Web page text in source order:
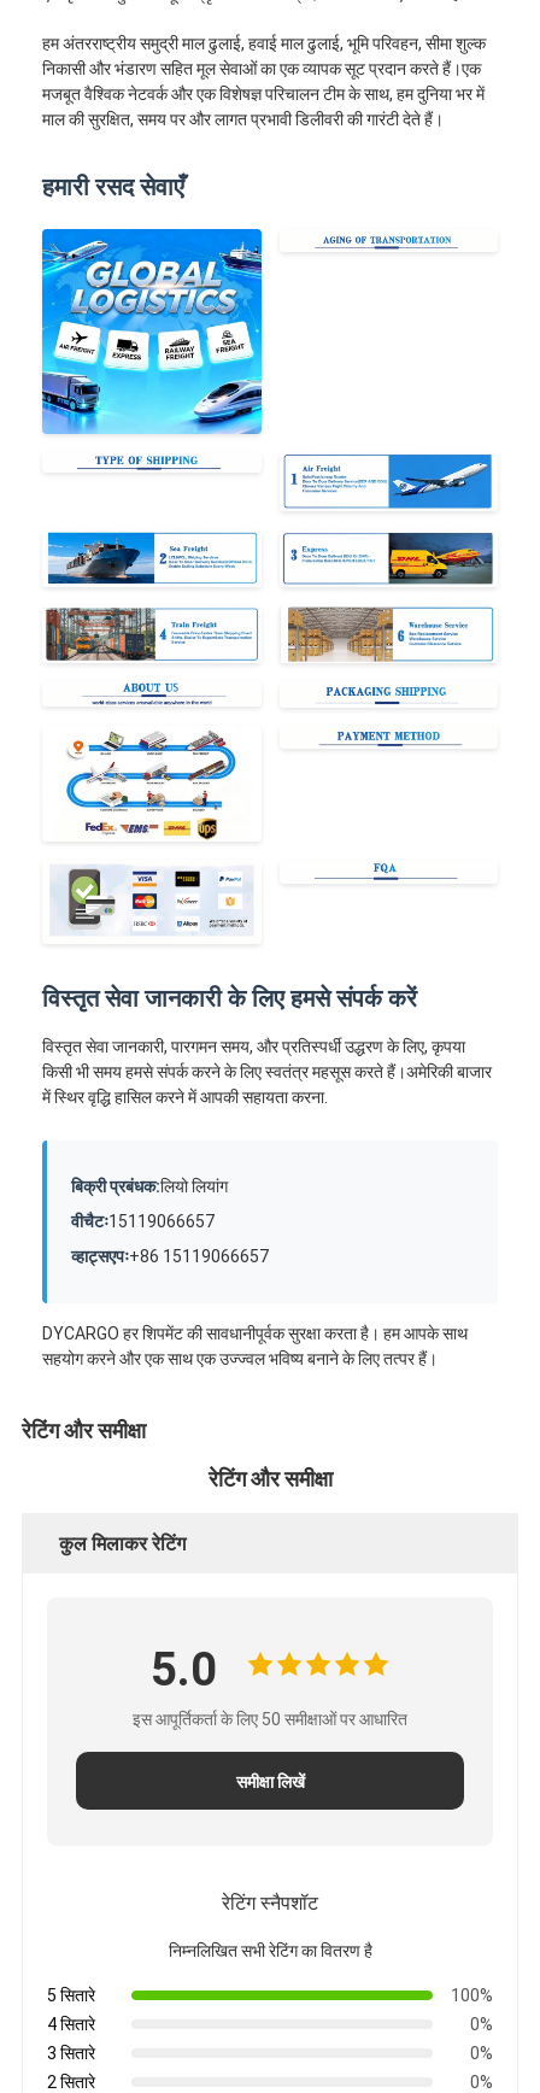
अमेज़ॅन को भेजें
ट्रक माल ढुलाई
गोदाम सेवा
हम अंतरराष्ट्रीय समुद्री माल ढुलाई, हवाई माल ढुलाई, भूमि परिवहन, सीमा शुल्क
निकासी और भंडारण सहित मूल सेवाओं का एक व्यापक सूट प्रदान करते हैं।एक
मजबूत वैश्विक नेटवर्क और एक विशेषज्ञ परिचालन टीम के साथ, हम दुनिया भर में
माल की सुरक्षित, समय पर और लागत प्रभावी डिलीवरी की गारंटी देते हैं।
हमारी रसद सेवाएँ
विस्तृत सेवा जानकारी के लिए हमसे संपर्क करें
विस्तृत सेवा जानकारी, पारगमन समय, और प्रतिस्पर्धी उद्धरण के लिए, कृपया
किसी भी समय हमसे संपर्क करने के लिए स्वतंत्र महसूस करते हैं।अमेरिकी बाजार
में स्थिर वृद्धि हासिल करने में आपकी सहायता करना.
बिक्री प्रबंधक:लियो लियांग
वीचैटः15119066657
व्हाट्सएपः+86 15119066657
DYCARGO हर शिपमेंट की सावधानीपूर्वक सुरक्षा करता है। हम आपके साथ
सहयोग करने और एक साथ एक उज्ज्वल भविष्य बनाने के लिए तत्पर हैं।
रेटिंग और समीक्षा
रेटिंग और समीक्षा
कुल मिलाकर रेटिंग
5.0
इस आपूर्तिकर्ता के लिए 50 समीक्षाओं पर आधारित
समीक्षा लिखें
रेटिंग स्नैपशॉट
निम्नलिखित सभी रेटिंग का वितरण है
5 सितारे
100%
4 सितारे
0%
3 सितारे
0%
2 सितारे
0%